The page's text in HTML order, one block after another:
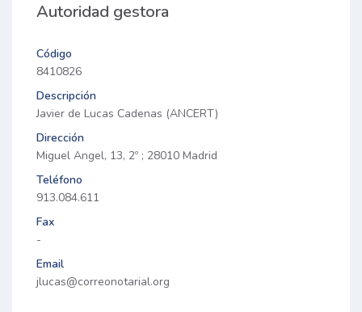
Autoridad gestora
Código
8410826
Descripción
Javier de Lucas Cadenas (ANCERT)
Dirección
Miguel Angel, 13, 2º ; 28010 Madrid
Teléfono
913.084.611
Fax
-
Email
jlucas@correonotarial.org